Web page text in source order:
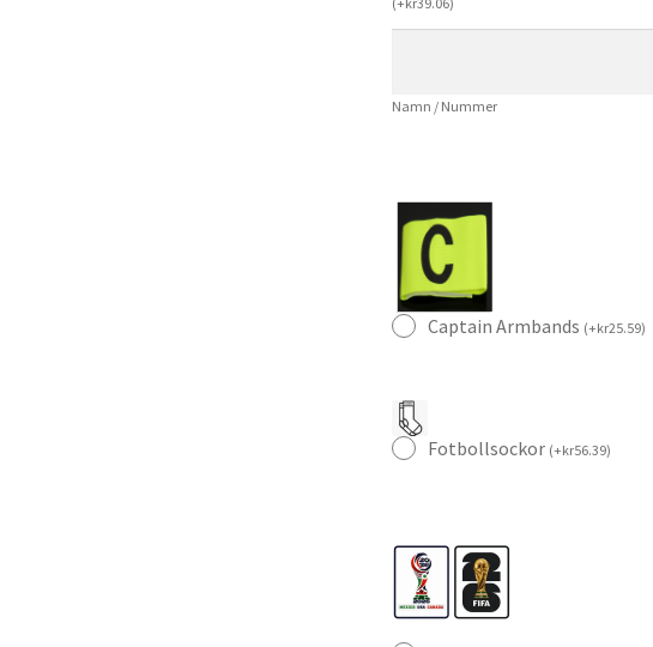
–
Shorts
Namn / Nummer
Captain Armbands (+kr25.59)
Fotbollsockor (+kr56.39)